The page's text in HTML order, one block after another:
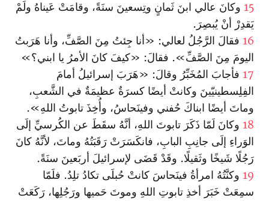
15 وكانَ عالي ابنَ ثَمانٍ وتِسعينَ سنَةً، وقامَتْ عَيناهُ ولَمْ
يَقدِرْ أنْ يُبصِرَ.
16 فقالَ الرَّجُلُ لعالي: «أنا جِئتُ مِنَ الصَّفِّ، وأنا هَرَبتُ
اليومَ مِنَ الصَّفِّ». فقالَ: «كيفَ كانَ الأمرُ يا ابني؟»
17 فأجابَ المُخَبِّرُ وقالَ: «هَرَبَ إسرائيلُ أمامَ
الفِلِسطينيّينَ وكانتْ أيضًا كسرَةٌ عظيمَةٌ في الشَّعبِ،
وماتَ أيضًا ابناكَ حُفني وفينَحاسُ، وأُخِذَ تابوتُ اللهِ».
18 وكانَ لَمّا ذَكَرَ تابوتَ اللهِ، أنَّهُ سقَطَ عن الكُرسيِّ إلَى
الوَراءِ إلَى جانِبِ البابِ، فانكَسَرَتْ رَقَبَتُهُ وماتَ، لأنَّهُ كانَ
رَجُلًا شَيخًا وثَقيلًا. وقَدْ قَضَى لإسرائيلَ أربَعينَ سنَةً.
19 وكنَّتُهُ امرأةُ فينَحاسَ كانتْ حُبلَى تكادُ تلِدُ. فلَمّا
سمِعَتْ خَبَرَ أخذِ تابوتِ اللهِ وموتَ حَميها ورَجُلِها، رَكَعَتْ